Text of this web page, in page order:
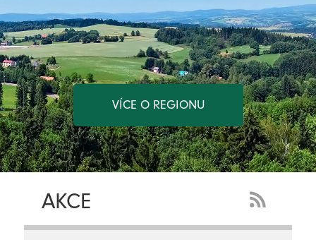
VÍCE O REGIONU
AKCE
Feed